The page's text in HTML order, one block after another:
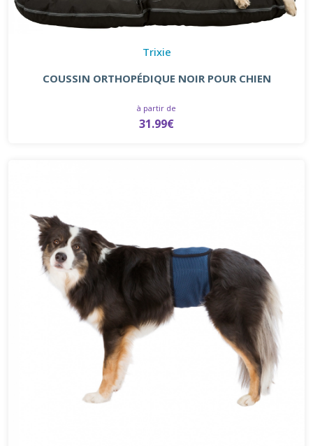
Trixie
COUSSIN ORTHOPÉDIQUE NOIR POUR CHIEN
à partir de
31.99€